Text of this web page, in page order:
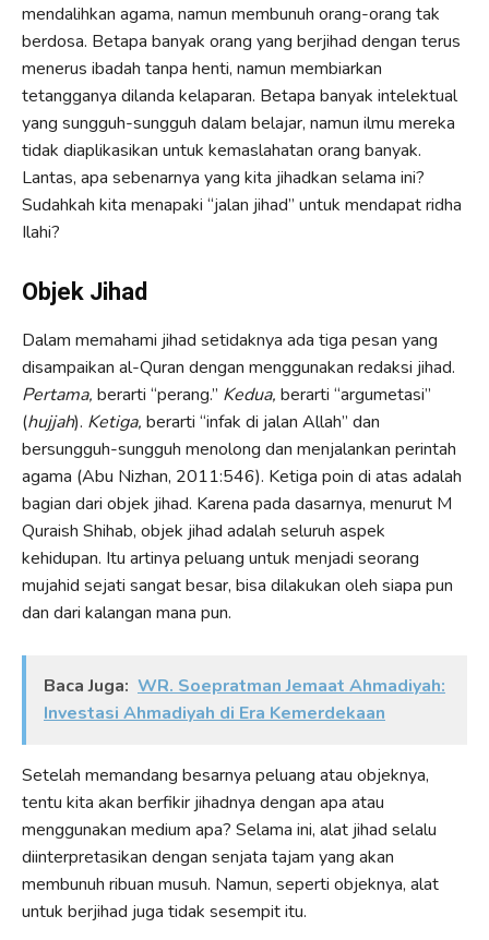
mendalihkan agama, namun membunuh orang-orang tak
berdosa. Betapa banyak orang yang berjihad dengan terus
menerus ibadah tanpa henti, namun membiarkan
tetangganya dilanda kelaparan. Betapa banyak intelektual
yang sungguh-sungguh dalam belajar, namun ilmu mereka
tidak diaplikasikan untuk kemaslahatan orang banyak.
Lantas, apa sebenarnya yang kita jihadkan selama ini?
Sudahkah kita menapaki “jalan jihad” untuk mendapat ridha
Ilahi?
Objek Jihad
Dalam memahami jihad setidaknya ada tiga pesan yang
disampaikan al-Quran dengan menggunakan redaksi jihad.
Pertama, berarti “perang.” Kedua, berarti “argumetasi”
(hujjah). Ketiga, berarti “infak di jalan Allah” dan
bersungguh-sungguh menolong dan menjalankan perintah
agama (Abu Nizhan, 2011:546). Ketiga poin di atas adalah
bagian dari objek jihad. Karena pada dasarnya, menurut M
Quraish Shihab, objek jihad adalah seluruh aspek
kehidupan. Itu artinya peluang untuk menjadi seorang
mujahid sejati sangat besar, bisa dilakukan oleh siapa pun
dan dari kalangan mana pun.
Baca Juga: WR. Soepratman Jemaat Ahmadiyah:
Investasi Ahmadiyah di Era Kemerdekaan
Setelah memandang besarnya peluang atau objeknya,
tentu kita akan berfikir jihadnya dengan apa atau
menggunakan medium apa? Selama ini, alat jihad selalu
diinterpretasikan dengan senjata tajam yang akan
membunuh ribuan musuh. Namun, seperti objeknya, alat
untuk berjihad juga tidak sesempit itu.